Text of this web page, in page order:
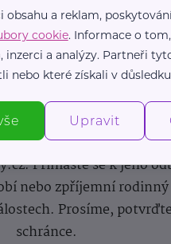
každý den, podpora pro
Přihlaste se k jeho
nebo zpříjemní
Prosíme,
schránce.
obsahu a reklam,
cookie. Informace o
inzerci a analýzy. Partneři
nebo které získali v
Upravit